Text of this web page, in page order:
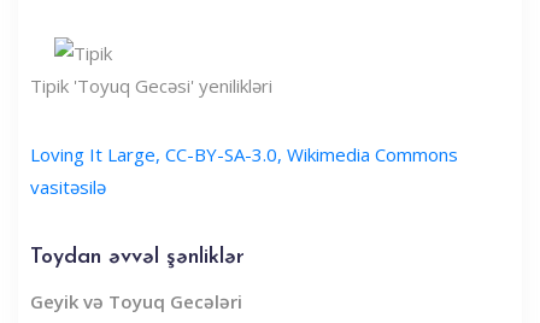
Tipik 'Toyuq Gecəsi' yenilikləri
Loving It Large, CC-BY-SA-3.0, Wikimedia Commons
vasitəsilə
Toydan əvvəl şənliklər
Geyik və Toyuq Gecələri